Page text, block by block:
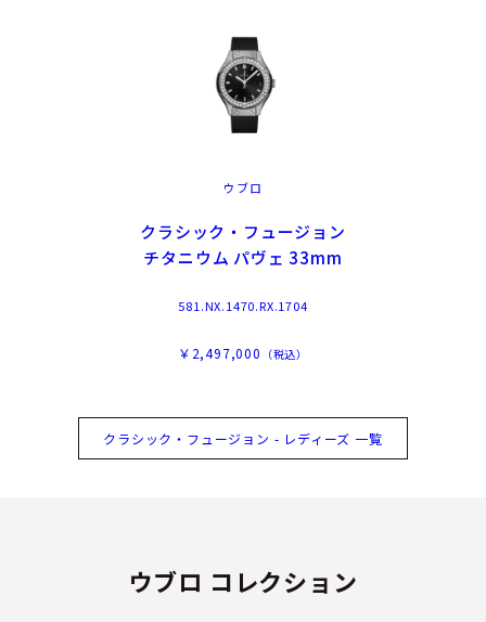
ウブロ
クラシック・フュージョン
チタニウム パヴェ 33mm
581.NX.1470.RX.1704
￥2,497,000 （税込）
クラシック・フュージョン - レディーズ 一覧
ウブロ コレクション